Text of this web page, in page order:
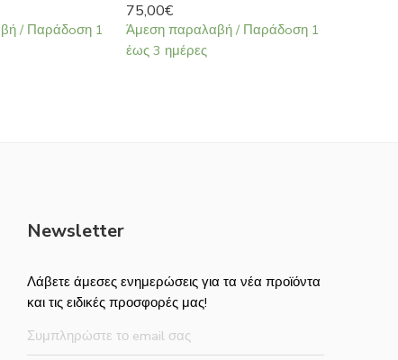
/ Παράδoση 1
75,00€
Άμεση παραλαβή / Παράδoση 1
έως 3 ημέρες
Newsletter
Λάβετε άμεσες ενημερώσεις για τα νέα προϊόντα
και τις ειδικές προσφορές μας!